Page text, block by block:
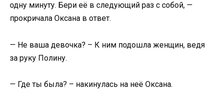
одну минуту. Бери её в следующий раз с собой, —
прокричала Оксана в ответ.
— Не ваша девочка? – К ним подошла женщин, ведя
за руку Полину.
— Где ты была? – накинулась на неё Оксана.